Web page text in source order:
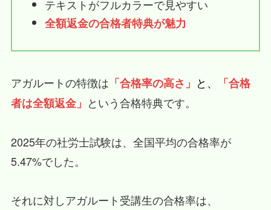
テキストがフルカラーで見やすい
全額返金の合格者特典が魅力
アガルートの特徴は 「合格率の高さ」 と、
「合格
者は全額返金」 という合格特典です。
2025年の社労士試験は、全国平均の合格率が
5.47%でした。
それに対しアガルート受講生の合格率は、